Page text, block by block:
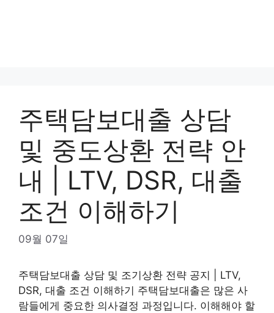
주택담보대출 상담
및 중도상환 전략 안
내 | LTV, DSR, 대출
조건 이해하기
09월 07일
주택담보대출 상담 및 조기상환 전략 공지 | LTV,
DSR, 대출 조건 이해하기 주택담보대출은 많은 사
람들에게 중요한 의사결정 과정입니다. 이해해야 할